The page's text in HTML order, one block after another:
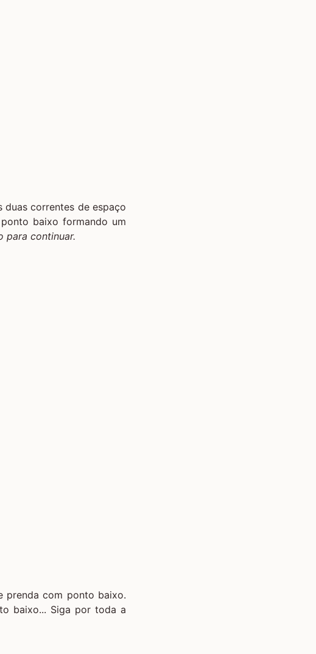
duas correntes de espaço
baixo formando um
para continuar.
prenda com ponto baixo.
baixo... Siga por toda a